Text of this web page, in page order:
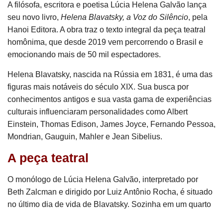
A filósofa, escritora e poetisa Lúcia Helena Galvão lança
seu novo livro, Helena Blavatsky, a Voz do Silêncio, pela
Hanoi Editora. A obra traz o texto integral da peça teatral
homônima, que desde 2019 vem percorrendo o Brasil e
emocionando mais de 50 mil espectadores.
Helena Blavatsky, nascida na Rússia em 1831, é uma das
figuras mais notáveis do século XIX. Sua busca por
conhecimentos antigos e sua vasta gama de experiências
culturais influenciaram personalidades como Albert
Einstein, Thomas Edison, James Joyce, Fernando Pessoa,
Mondrian, Gauguin, Mahler e Jean Sibelius.
A peça teatral
O monólogo de Lúcia Helena Galvão, interpretado por
Beth Zalcman e dirigido por Luiz Antônio Rocha, é situado
no último dia de vida de Blavatsky. Sozinha em um quarto